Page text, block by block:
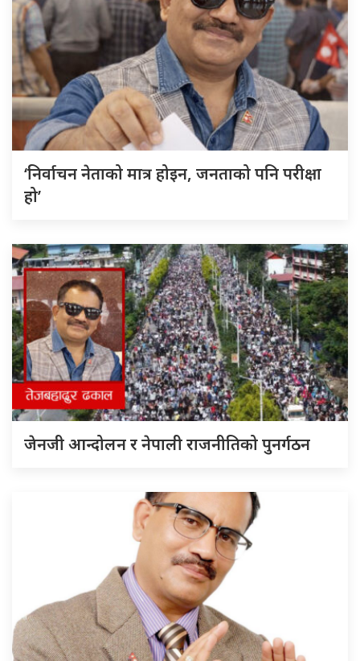
‘निर्वाचन नेताको मात्र होइन, जनताको पनि परीक्षा
हो’
जेनजी आन्दोलन र नेपाली राजनीतिको पुनर्गठन